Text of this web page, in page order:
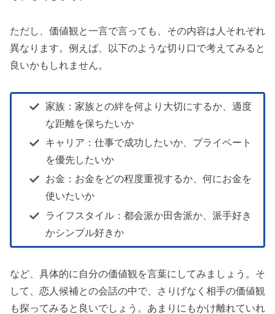
ただし、価値観と一言で言っても、その内容は人それぞれ
異なります。例えば、以下のような切り口で考えてみると
良いかもしれません。
家族：家族との絆を何より大切にするか、適度
な距離を保ちたいか
キャリア：仕事で成功したいか、プライベート
を優先したいか
お金：お金をどの程度重視するか、何にお金を
使いたいか
ライフスタイル：都会派か田舎派か、派手好き
かシンプル好きか
など、具体的に自分の価値観を言葉にしてみましょう。そ
して、恋人候補との会話の中で、さりげなく相手の価値観
も探ってみると良いでしょう。あまりにもかけ離れていれ